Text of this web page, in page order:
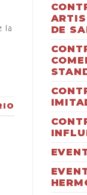
la
DE